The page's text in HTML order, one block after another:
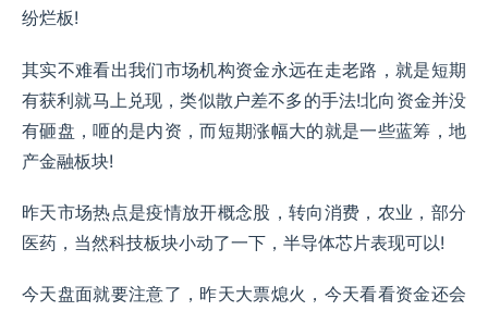
纷烂板!
其实不难看出我们市场机构资金永远在走老路，就是短期
有获利就马上兑现，类似散户差不多的手法!北向资金并没
有砸盘，咂的是内资，而短期涨幅大的就是一些蓝筹，地
产金融板块!
昨天市场热点是疫情放开概念股，转向消费，农业，部分
医药，当然科技板块小动了一下，半导体芯片表现可以!
今天盘面就要注意了，昨天大票熄火，今天看看资金还会